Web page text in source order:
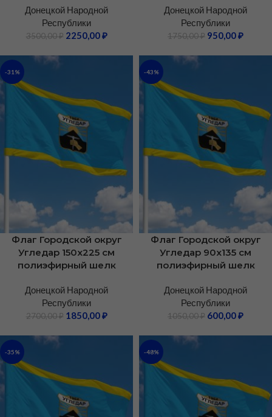
Донецкой Народной
Республики
3500,00₽ 2250,00₽
Донецкой Народной
Республики
1750,00₽ 950,00₽
-31%
Флаг Городской округ
Угледар 150х225 см
полиэфирный шелк
Донецкой Народной
Республики
2700,00₽ 1850,00₽
-43%
Флаг Городской округ
Угледар 90х135 см
полиэфирный шелк
Донецкой Народной
Республики
1050,00₽ 600,00₽
-35% -48%